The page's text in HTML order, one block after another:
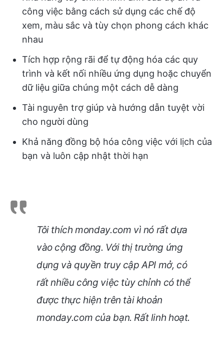
công việc bằng cách sử dụng các chế độ
xem, màu sắc và tùy chọn phong cách khác
nhau
Tích hợp rộng rãi để tự động hóa các quy
trình và kết nối nhiều ứng dụng hoặc chuyển
dữ liệu giữa chúng một cách dễ dàng
Tài nguyên trợ giúp và hướng dẫn tuyệt vời
cho người dùng
Khả năng đồng bộ hóa công việc với lịch của
bạn và luôn cập nhật thời hạn
Tôi thích monday.com vì nó rất dựa
vào cộng đồng. Với thị trường ứng
dụng và quyền truy cập API mở, có
rất nhiều công việc tùy chỉnh có thể
được thực hiện trên tài khoản
monday.com của bạn. Rất linh hoạt.